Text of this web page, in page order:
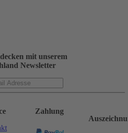
mit unserem
Newsletter
Zahlung